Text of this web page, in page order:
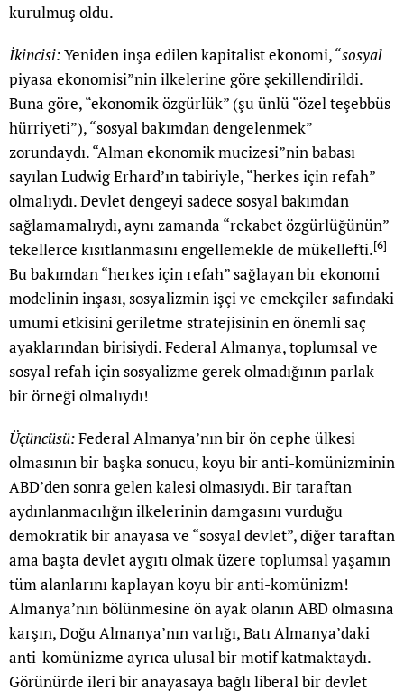
kurulmuş oldu.
İkincisi:Yeniden inşa edilen kapitalist ekonomi, “sosyal
piyasa ekonomisi”nin ilkelerine göre şekillendirildi.
Buna göre, “ekonomik özgürlük” (şu ünlü “özel teşebbüs
hürriyeti”), “sosyal bakımdan dengelenmek”
zorundaydı. “Alman ekonomik mucizesi”nin babası
sayılan Ludwig Erhard’ın tabiriyle, “herkes için refah”
olmalıydı. Devlet dengeyi sadece sosyal bakımdan
sağlamamalıydı, aynı zamanda “rekabet özgürlüğünün”
tekellerce kısıtlanmasını engellemekle de mükellefti.[6]
Bu bakımdan “herkes için refah” sağlayan bir ekonomi
modelinin inşası, sosyalizmin işçi ve emekçiler safındaki
umumi etkisini geriletme stratejisinin en önemli saç
ayaklarından birisiydi. Federal Almanya, toplumsal ve
sosyal refah için sosyalizme gerek olmadığının parlak
bir örneği olmalıydı!
Üçüncüsü:Federal Almanya’nın bir ön cephe ülkesi
olmasının bir başka sonucu, koyu bir anti-komünizminin
ABD’den sonra gelen kalesi olmasıydı. Bir taraftan
aydınlanmacılığın ilkelerinin damgasını vurduğu
demokratik bir anayasa ve “sosyal devlet”, diğer taraftan
ama başta devlet aygıtı olmak üzere toplumsal yaşamın
tüm alanlarını kaplayan koyu bir anti-komünizm!
Almanya’nın bölünmesine ön ayak olanın ABD olmasına
karşın, Doğu Almanya’nın varlığı, Batı Almanya’daki
anti-komünizme ayrıca ulusal bir motif katmaktaydı.
Görünürde ileri bir anayasaya bağlı liberal bir devlet